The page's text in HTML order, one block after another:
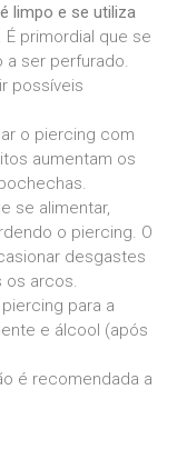
limpo e se utiliza
. É primordial que se
ser perfurado.
possíveis
o piercing com
aumentam os
se alimentar,
o piercing. O
desgastes
os arcos.
para a
e álcool (após
é recomendada a